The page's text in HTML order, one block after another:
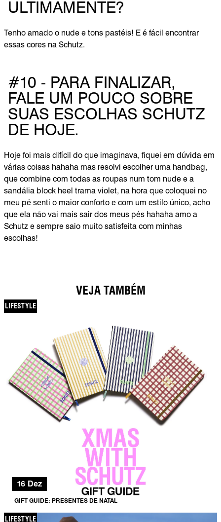
ULTIMAMENTE?
Tenho amado o nude e tons pastéis! E é fácil encontrar
essas cores na Schutz.
#10 - PARA FINALIZAR,
FALE UM POUCO SOBRE
SUAS ESCOLHAS SCHUTZ
DE HOJE.
Hoje foi mais difícil do que imaginava, fiquei em dúvida em
várias coisas hahaha mas resolvi escolher uma handbag,
que combine com todas as roupas num tom nude e a
sandália block heel trama violet, na hora que coloquei no
meu pé senti o maior conforto e com um estilo único, acho
que ela não vai mais sair dos meus pés hahaha amo a
Schutz e sempre saio muito satisfeita com minhas
escolhas!
VEJA TAMBÉM
LIFESTYLE
16 Dez
GIFT GUIDE: PRESENTES DE NATAL
LIFESTYLE